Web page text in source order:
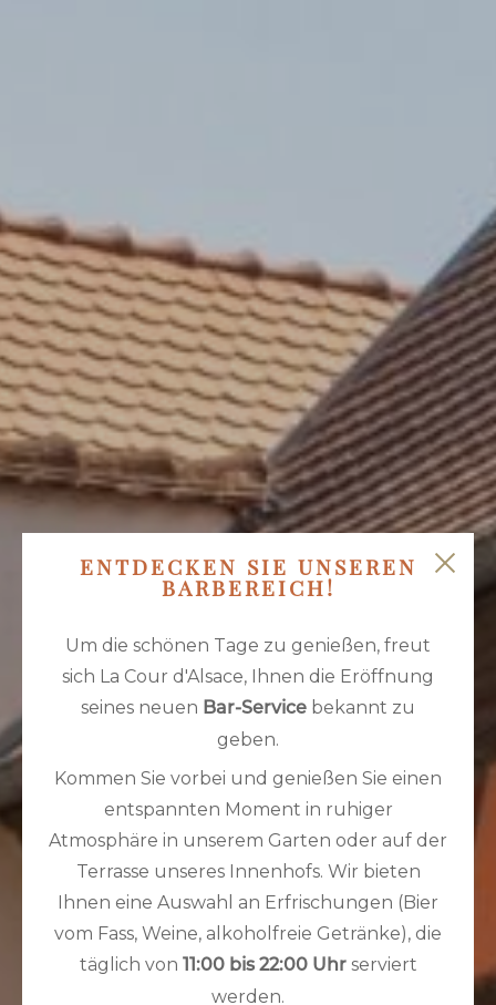
ENTDECKEN SIE UNSEREN
BARBEREICH!
Um die schönen Tage zu genießen, freut
sich La Cour d'Alsace, Ihnen die Eröffnung
seines neuen Bar-Service bekannt zu
geben.
Kommen Sie vorbei und genießen Sie einen
entspannten Moment in ruhiger
Atmosphäre in unserem Garten oder auf der
Terrasse unseres Innenhofs. Wir bieten
Ihnen eine Auswahl an Erfrischungen (Bier
vom Fass, Weine, alkoholfreie Getränke), die
täglich von 11:00 bis 22:00 Uhrserviert
werden.